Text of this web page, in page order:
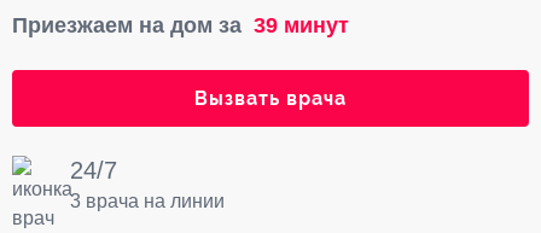
Приезжаем на дом за 39 минут
Вызвать врача
24/7
3 врача на линии